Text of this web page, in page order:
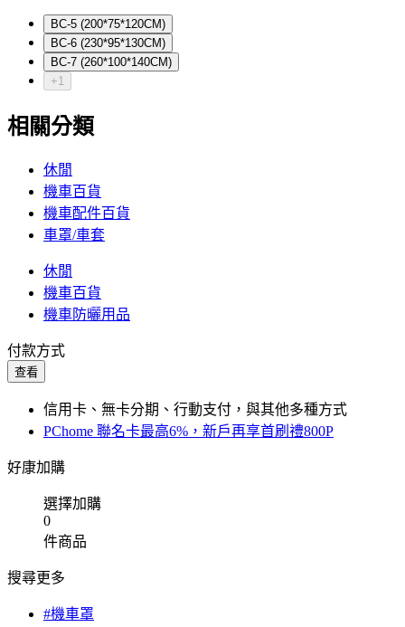
BC-5 (200*75*120CM)
BC-6 (230*95*130CM)
BC-7 (260*100*140CM)
+1
相關分類
休閒
機車百貨
機車配件百貨
車罩/車套
休閒
機車百貨
機車防曬用品
付款方式
查看
信用卡、無卡分期、行動支付，與其他多種方式
PChome 聯名卡最高6%，新戶再享首刷禮800P
好康加購
選擇加購
0
件商品
搜尋更多
#機車罩